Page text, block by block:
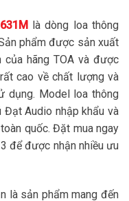
là dòng loa thông
phẩm được sản xuất
của hãng TOA và được
cao về chất lượng và
dụng. Model loa thông
Đạt Audio nhập khẩu và
quốc. Đặt mua ngay
để được nhận nhiều ưu
là sản phẩm mang đến